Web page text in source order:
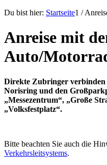
Du bist hier: Startseite1 /
Anreise mit
Auto/
Direkte Zubringer verbinden
Norisring und den
„Messezentrum“, „Große
„Volksfestplatz“.
Bitte beachten Sie auch die
Verkehrsleitsystems.